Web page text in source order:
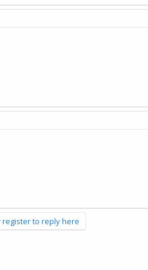
to reply here.